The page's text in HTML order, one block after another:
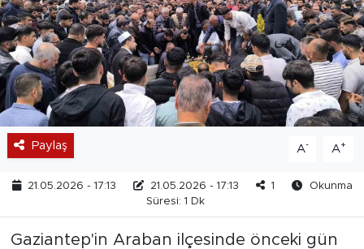
Paylaş A- A+
21.05.2026 - 17:13 21.05.2026 - 17:13 1
Okunma
Süresi: 1 Dk
Gaziantep'in Araban ilçesinde önceki gün